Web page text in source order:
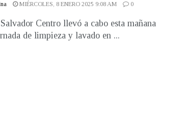
MIÉRCOLES, 8 ENERO 2025 9:08 AM 0
Centro llevó a cabo esta mañana
de limpieza y lavado en ...